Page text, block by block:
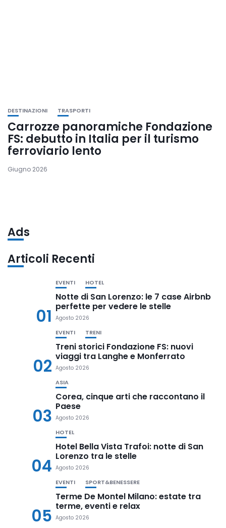
DESTINAZIONI TRASPORTI
Carrozze panoramiche Fondazione
FS: debutto in Italia per il turismo
ferroviario lento
Giugno 2026
Ads
Articoli Recenti
01
EVENTI HOTEL
Notte di San Lorenzo: le 7 case Airbnb
perfette per vedere le stelle
Agosto 2026
02
EVENTI TRENI
Treni storici Fondazione FS: nuovi
viaggi tra Langhe e Monferrato
Agosto 2026
03
ASIA
Corea, cinque arti che raccontano il
Paese
Agosto 2026
04
HOTEL
Hotel Bella Vista Trafoi: notte di San
Lorenzo tra le stelle
Agosto 2026
05
EVENTI SPORT&BENESSERE
Terme De Montel Milano: estate tra
terme, eventi e relax
Agosto 2026